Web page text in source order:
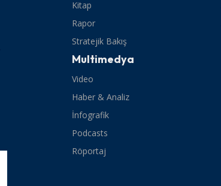
Kitap
Rapor
Stratejik Bakış
Multimedya
Video
Haber & Analiz
İnfografik
Podcasts
Röportaj